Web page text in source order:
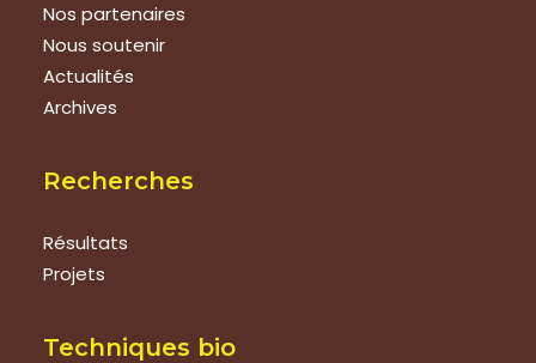
Nos partenaires
Nous soutenir
Actualités
Archives
Recherches
Résultats
Projets
Techniques bio